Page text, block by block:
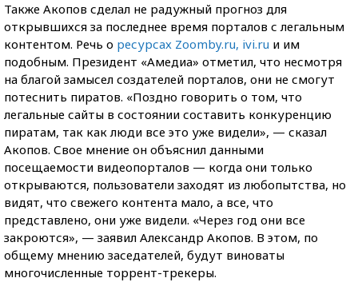
Также Акопов сделал не радужный прогноз для
открывшихся за последнее время порталов с легальным
контентом. Речь о ресурсах Zoomby.ru, ivi.ru и им
подобным. Президент «Амедиа» отметил, что несмотря
на благой замысел создателей порталов, они не смогут
потеснить пиратов. «Поздно говорить о том, что
легальные сайты в состоянии составить конкуренцию
пиратам, так как люди все это уже видели», — сказал
Акопов. Свое мнение он объяснил данными
посещаемости видеопорталов — когда они только
открываются, пользователи заходят из любопытства, но
видят, что свежего контента мало, а все, что
представлено, они уже видели. «Через год они все
закроются», — заявил Александр Акопов. В этом, по
общему мнению заседателей, будут виноваты
многочисленные торрент-трекеры.